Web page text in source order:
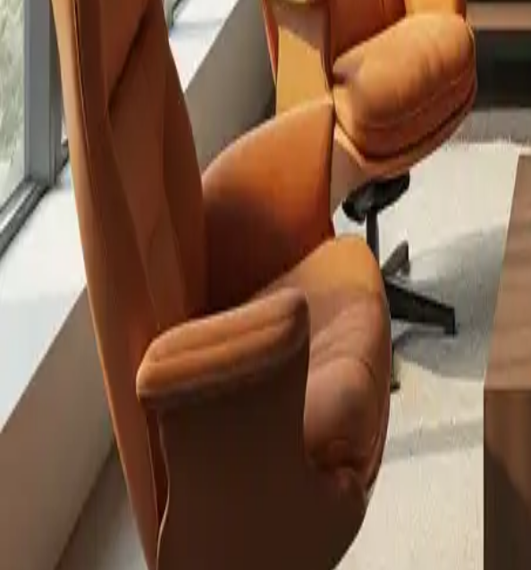
Catégorie: Achats
Tag: #achats #meubles #shopping-meubles-fauteuils-et-canapes-fauteuils
Partager